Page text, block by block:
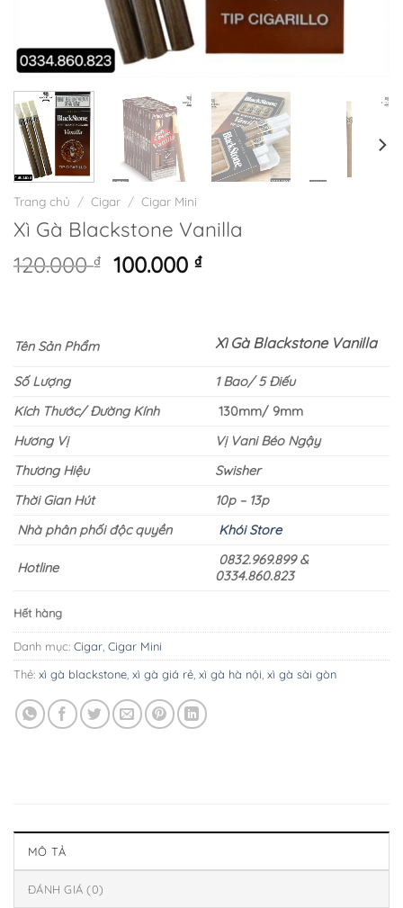
Trang chủ / Cigar / Cigar Mini
Xì Gà Blackstone Vanilla
120.000₫
Giá
100.000₫Giá
100.000 ₫.
Tên Sản Phẩm Xì Gà Blackstone Vanilla
Số Lượng
1 Bao/ 5 Điếu
Kích Thước/ Đường Kính
130mm/ 9mm
Hương Vị
Vị Vani Béo Ngậy
Thương Hiệu
Swisher
Thời Gian Hút
10p – 13p
Nhà phân phối độc quyền
Khói Store
Hotline
0832.969.899 &
0334.860.823
Hết hàng
Danh mục: Cigar Cigar Mini
Thẻ: xì gà blackstone xì gà giá rẻ xì gà hà nội xì gà sài gòn
MÔ TẢ
ĐÁNH GIÁ (0)